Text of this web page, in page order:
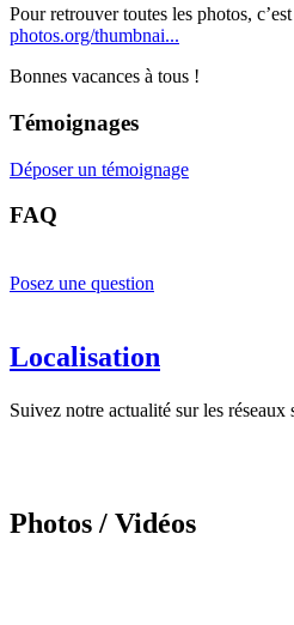
Pour retrouver toutes les photos,
photos.org/thumbnai...
Bonnes vacances à tous !
Témoignages
Déposer un témoignage
FAQ
Posez une question
Localisation
Suivez notre actualité sur les réseaux
Photos / Vidéos